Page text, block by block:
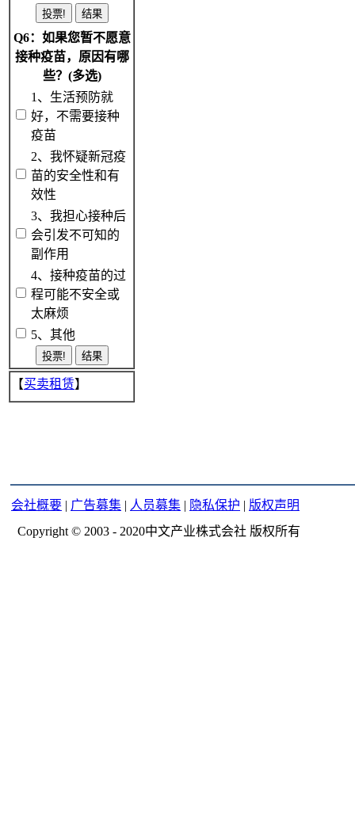
Q6：如果您暂不愿意
接种疫苗，原因有哪
些？(多选)
1、生活预防就
好，不需要接种
疫苗
2、我怀疑新冠疫
苗的安全性和有
效性
3、我担心接种后
会引发不可知的
副作用
4、接种疫苗的过
程可能不安全或
太麻烦
5、其他
【买卖租赁】
会社概要 | 广告募集 | 人员募集 | 隐私保护 | 版权声明
Copyright © 2003 - 2020中文产业株式会社 版权所有